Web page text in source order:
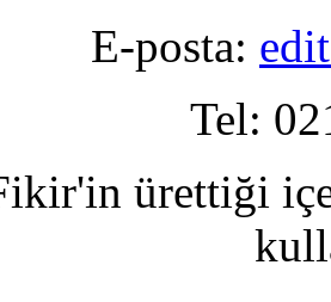
E-posta:
Tel:
ürettiği